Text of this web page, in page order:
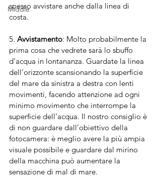
Middle
spesso avvistare anche dalla linea di
costa.
5. Avvistamento: Molto probabilmente la
prima cosa che vedrete sarà lo sbuffo
d’acqua in lontananza. Guardate la linea
dell’orizzonte scansionando la superficie
del mare da sinistra a destra con lenti
movimenti, facendo attenzione ad ogni
minimo movimento che interrompe la
superficie dell’acqua. Il nostro consiglio è
di non guardare dall’obiettivo della
fotocamera: è meglio avere la più ampia
visuale possibile e guardare dal mirino
della macchina può aumentare la
sensazione di mal di mare.